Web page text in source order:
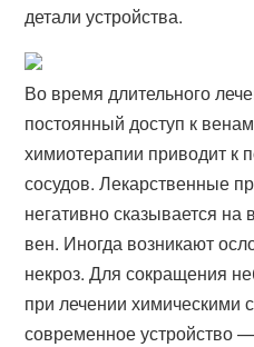
детали устройства.
Во время длительного
постоянный доступ к
химиотерапии приводит к
сосудов. Лекарственные
негативно сказывается на
вен. Иногда возникают
некроз. Для сокращения
при лечении химическими
современное устройство